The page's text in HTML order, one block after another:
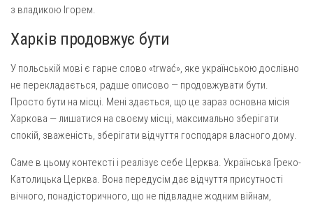
Монастир Успення Пресвятої Богородиці Сестер Чину
Комісії
Катехитична комісія
Комісія у справах молоді
Комісія у справах родини
Комісія з питань душпастирства охорони здоров’я
Спільноти
Квіти Слобожанщини
з владикою Ігорем.
Харків продовжує бути
У польській мові є гарне слово «trwać», яке українською дослівно
не перекладається, радше описово — продовжувати бути.
Просто бути на місці. Мені здається, що це зараз основна місія
Харкова — лишатися на своєму місці, максимально зберігати
спокій, зваженість, зберігати відчуття господаря власного дому.
Саме в цьому контексті і реалізує себе Церква. Українська Греко-
Католицька Церква. Вона передусім дає відчуття присутності
вічного, понадісторичного, що не підвладне жодним війнам,